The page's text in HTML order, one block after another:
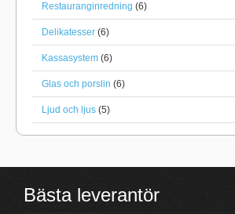
Restauranginredning (6)
Delikatesser (6)
Kassasystem (6)
Glas och porslin (6)
Ljud och ljus (5)
Bästa leverantör